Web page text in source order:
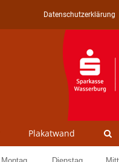
Datenschutzerklärung
Plakatwand